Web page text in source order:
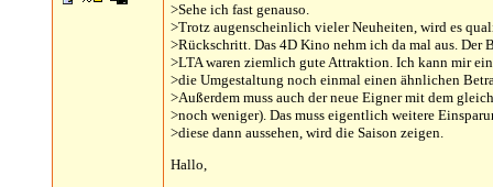
>Sehe ich fast genauso.
>Trotz augenscheinlich vieler Neuheiten, wird es
>Rückschritt. Das 4D Kino nehm ich da mal aus. Der
>LTA waren ziemlich gute Attraktion. Ich kann mir
>die Umgestaltung noch einmal einen ähnlichen
>Außerdem muss auch der neue Eigner mit dem
>noch weniger). Das muss eigentlich weitere
>diese dann aussehen, wird die Saison zeigen.
Hallo,